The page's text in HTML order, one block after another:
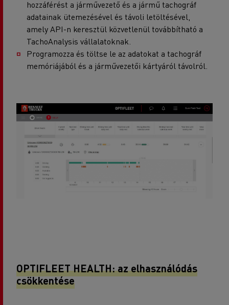
hozzáférést a járművezető és a jármű tachográf
adatainak ütemezésével és távoli letöltésével,
amely API-n keresztül közvetlenül továbbítható a
TachoAnalysis vállalatoknak.
Programozza és töltse le az adatokat a tachográf
memóriájából és a járművezetői kártyáról távolról.
OPTIFLEET HEALTH: az elhasználódás
csökkentése